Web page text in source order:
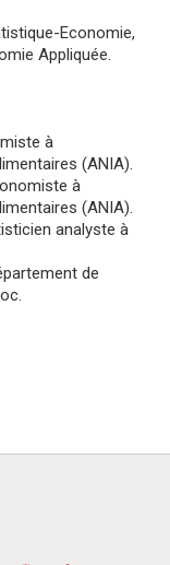
Economie,
Appliquée.
à
(ANIA).
à
(ANIA).
analyste à
de